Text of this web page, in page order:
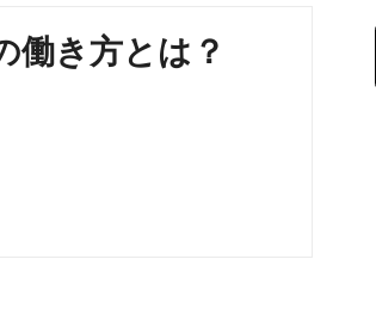
働き方とは？